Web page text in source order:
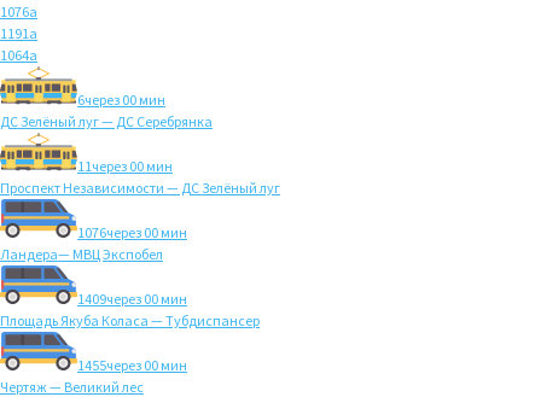
1076а
1191а
1064а
6через 00 мин
ДС Зелёный луг — ДС Серебрянка
11через 00 мин
Проспект Независимости — ДС Зелёный луг
1076через 00 мин
Ландера— МВЦ Экспобел
1409через 00 мин
Площадь Якуба Коласа — Тубдиспансер
1455через 00 мин
Чертяж — Великий лес